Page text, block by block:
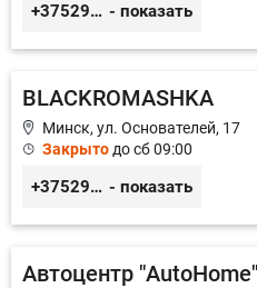
+375296606560 - показать
BLACKROMASHKA
Минск, ул. Основателей, 17
Закрыто до сб 09:00
+375296651188 - показать
Автоцентр "AutoHome"